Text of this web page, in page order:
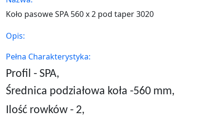
Koło pasowe SPA 560 x 2 pod taper 3020
Opis:
Pełna Charakterystyka:
Profil - SPA,
Średnica podziałowa koła -560 mm,
Ilość rowków - 2,